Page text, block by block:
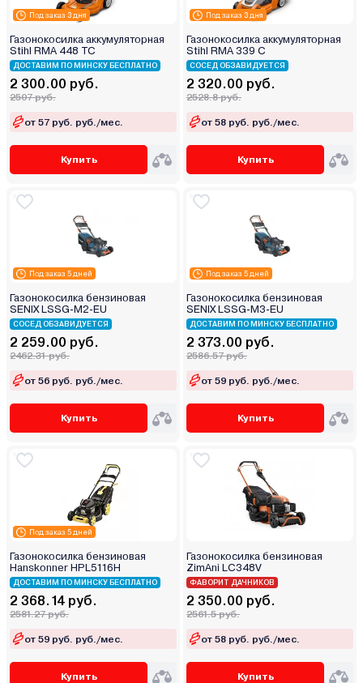
Под заказ 3 дня
Газонокосилка аккумуляторная
Stihl RMA 448 TC
ДОСТАВИМ ПО МИНСКУ БЕСПЛАТНО
2 300.00 руб.
2507 руб.
от 57 руб. руб./мес.
Купить
Под заказ 3 дня
Газонокосилка аккумуляторная
Stihl RMA 339 C
СОСЕД ОБЗАВИДУЕТСЯ
2 320.00 руб.
2528.8 руб.
от 58 руб. руб./мес.
Купить
Под заказ 5 дней
Газонокосилка бензиновая
SENIX LSSG-M2-EU
СОСЕД ОБЗАВИДУЕТСЯ
2 259.00 руб.
2462.31 руб.
от 56 руб. руб./мес.
Купить
Под заказ 5 дней
Газонокосилка бензиновая
SENIX LSSG-M3-EU
ДОСТАВИМ ПО МИНСКУ БЕСПЛАТНО
2 373.00 руб.
2586.57 руб.
от 59 руб. руб./мес.
Купить
Под заказ 5 дней
Газонокосилка бензиновая
Hanskonner HPL5116H
ДОСТАВИМ ПО МИНСКУ БЕСПЛАТНО
2 368.14 руб.
2581.27 руб.
от 59 руб. руб./мес.
Купить
Газонокосилка бензиновая
ZimAni LC348V
ФАВОРИТ ДАЧНИКОВ
2 350.00 руб.
2561.5 руб.
от 58 руб. руб./мес.
Купить